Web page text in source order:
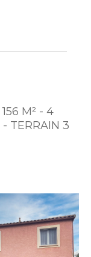
M² - 4
TERRAIN 3